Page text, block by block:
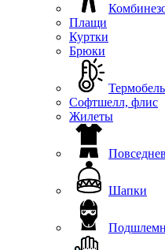
Плащи
Куртки
Брюки
Софтшелл, флис
Жилеты
Шапки